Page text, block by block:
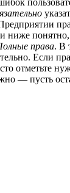
ниже
права. В
Если
отметьте
— пусть